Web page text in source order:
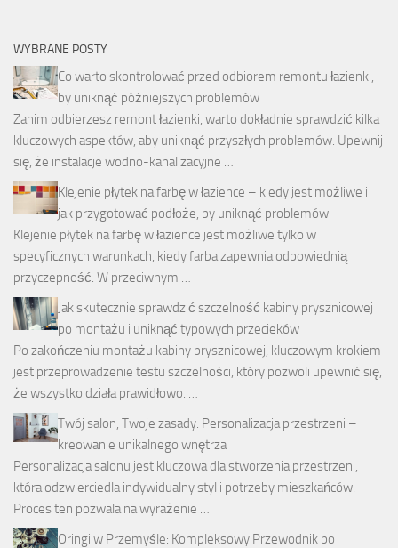
WYBRANE POSTY
Co warto skontrolować przed odbiorem remontu łazienki,
by uniknąć późniejszych problemów
Zanim odbierzesz remont łazienki, warto dokładnie sprawdzić kilka
kluczowych aspektów, aby uniknąć przyszłych problemów. Upewnij
się, że instalacje wodno-kanalizacyjne …
Klejenie płytek na farbę w łazience – kiedy jest możliwe i
jak przygotować podłoże, by uniknąć problemów
Klejenie płytek na farbę w łazience jest możliwe tylko w
specyficznych warunkach, kiedy farba zapewnia odpowiednią
przyczepność. W przeciwnym …
Jak skutecznie sprawdzić szczelność kabiny prysznicowej
po montażu i uniknąć typowych przecieków
Po zakończeniu montażu kabiny prysznicowej, kluczowym krokiem
jest przeprowadzenie testu szczelności, który pozwoli upewnić się,
że wszystko działa prawidłowo. …
Twój salon, Twoje zasady: Personalizacja przestrzeni –
kreowanie unikalnego wnętrza
Personalizacja salonu jest kluczowa dla stworzenia przestrzeni,
która odzwierciedla indywidualny styl i potrzeby mieszkańców.
Proces ten pozwala na wyrażenie …
Oringi w Przemyśle: Kompleksowy Przewodnik po